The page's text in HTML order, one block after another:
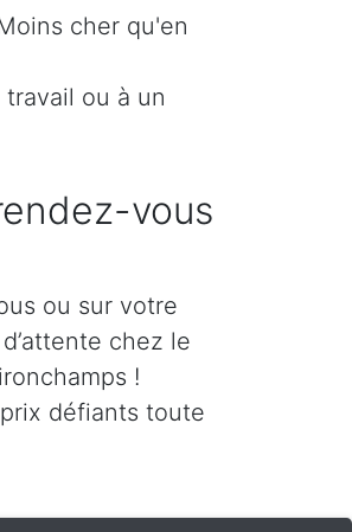
cher qu'en
ou à un
vous
ou sur votre
chez le
!
défiants toute